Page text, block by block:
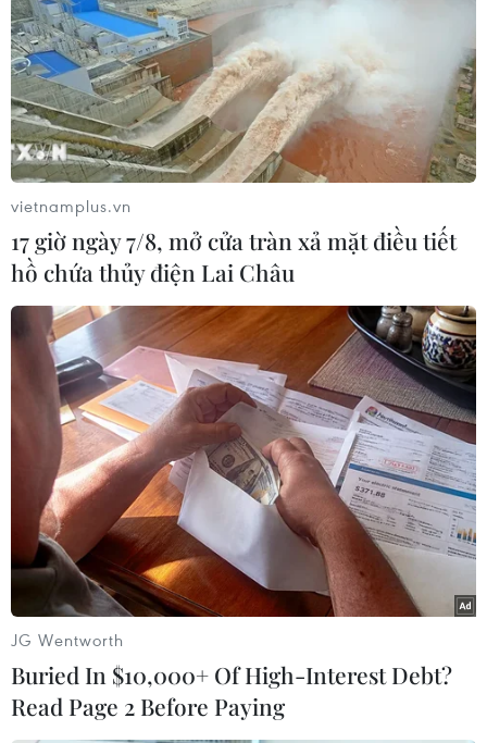
Nhân dịp 80 năm Ngày truyền thống Công an nhân dân, 80
năm Cách mạng tháng Tám thành công và Quốc khánh 2/9,
nước ta đã tổ chức một chuỗi sự kiện văn hóa mang tính dân
tộc và thể hiện trí tuệ Việt Nam, vĩnh quang Việt Nam, tự hào
của người Việt Nam. Thủ tướng khẳng định trong thành công
đó có sự đóng góp quan trọng của Đài Truyền hình Việt Nam.
(Ảnh: CTV/Vietnam+)
vietnamplus.vn
17 giờ ngày 7/8, mở cửa tràn xả mặt điều tiết
hồ chứa thủy điện Lai Châu
JG Wentworth
Buried In $10,000+ Of High-Interest Debt?
Read Page 2 Before Paying